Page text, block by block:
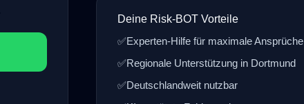
Deine Risk-BOT Vorteile
✅Experten-Hilfe für maximale Ansprüche
✅Regionale Unterstützung in Dortmund
✅Deutschlandweit nutzbar